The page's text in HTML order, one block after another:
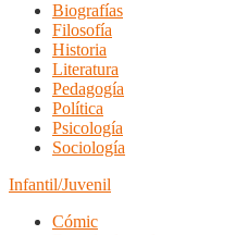
Biografías
Filosofía
Historia
Literatura
Pedagogía
Política
Psicología
Sociología
Infantil/Juvenil
Cómic